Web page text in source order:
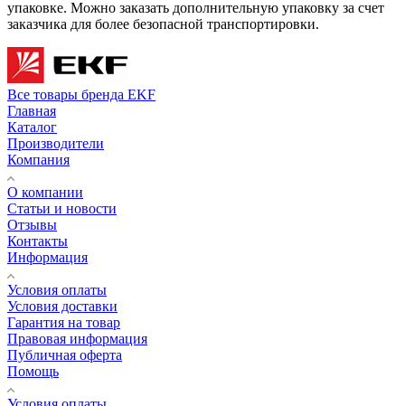
упаковке. Можно заказать дополнительную упаковку за счет
заказчика для более безопасной транспортировки.
Все товары бренда EKF
Главная
Каталог
Производители
Компания
О компании
Статьи и новости
Отзывы
Контакты
Информация
Условия оплаты
Условия доставки
Гарантия на товар
Правовая информация
Публичная оферта
Помощь